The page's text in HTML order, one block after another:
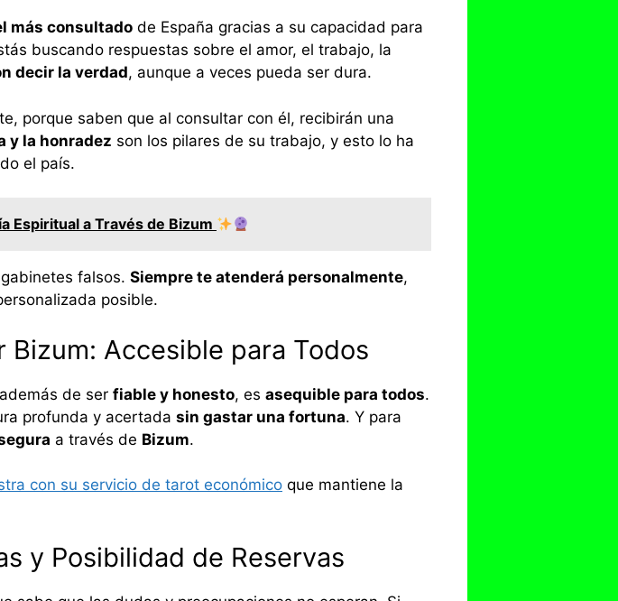
más consultado de España gracias a su capacidad para
buscando respuestas sobre el amor, el trabajo, la
decir la verdad, aunque a veces pueda ser dura.
porque saben que al consultar con él, recibirán una
y la honradez son los pilares de su trabajo, y esto lo ha
el país.
Espiritual a Través de Bizum
falsos. Siempre te atenderá personalmente,
posible.
Bizum: Accesible para Todos
de ser fiable y honesto, es asequible para todos.
profunda y acertada sin gastar una fortuna. Y para
a través de Bizum.
con su servicio de tarot económico que mantiene la
y Posibilidad de Reservas